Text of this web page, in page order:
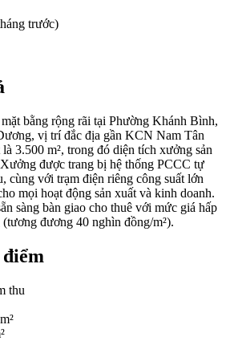
trước)
bằng rộng rãi tại Phường Khánh Bình,
vị trí đắc địa gần KCN Nam Tân
3.500 m², trong đó diện tích xưởng sản
được trang bị hệ thống PCCC tự
cùng với trạm điện riêng công suất lớn
mọi hoạt động sản xuất và kinh doanh.
sàng bàn giao cho thuê với mức giá hấp
đương 40 nghìn đồng/m²).
thu